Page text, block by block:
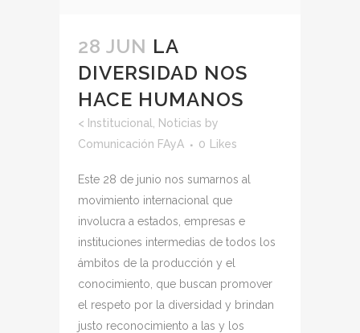
28 JUN LA
DIVERSIDAD NOS
HACE HUMANOS
< Institucional, Noticias by
Comunicación FAyA
0 Likes
Este 28 de junio nos sumarnos al
movimiento internacional que
involucra a estados, empresas e
instituciones intermedias de todos los
ámbitos de la producción y el
conocimiento, que buscan promover
el respeto por la diversidad y brindan
justo reconocimiento a las y los